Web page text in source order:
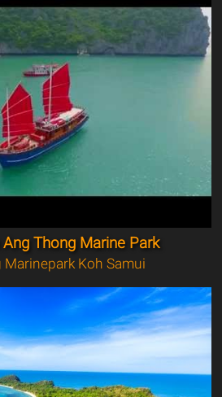
Thong Marine Park
Koh Samui